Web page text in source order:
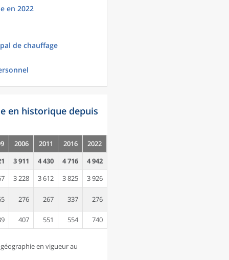
en 2022
de chauffage
en historique depuis
2006 2011 2016
2022
3 911 4 430 4 716
4 942
3 228 3 612 3 825
3 926
276 267 337 276
407 551 554
740
en vigueur au